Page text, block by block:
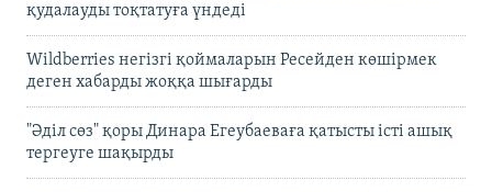
қудалауды тоқтатуға үндеді
Wildberries негізгі қоймаларын Ресейден көшірмек
деген хабарды жоққа шығарды
"Әділ сөз" қоры Динара Егеубаеваға қатысты істі ашық
тергеуге шақырды